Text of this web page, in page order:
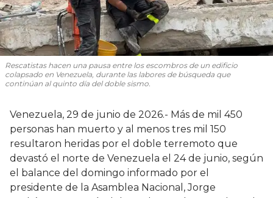
Rescatistas hacen una pausa entre los escombros de un edificio
colapsado en Venezuela, durante las labores de búsqueda que
continúan al quinto día del doble sismo.
Venezuela, 29 de junio de 2026.- Más de mil 450
personas han muerto y al menos tres mil 150
resultaron heridas por el doble terremoto que
devastó el norte de Venezuela el 24 de junio, según
el balance del domingo informado por el
presidente de la Asamblea Nacional, Jorge